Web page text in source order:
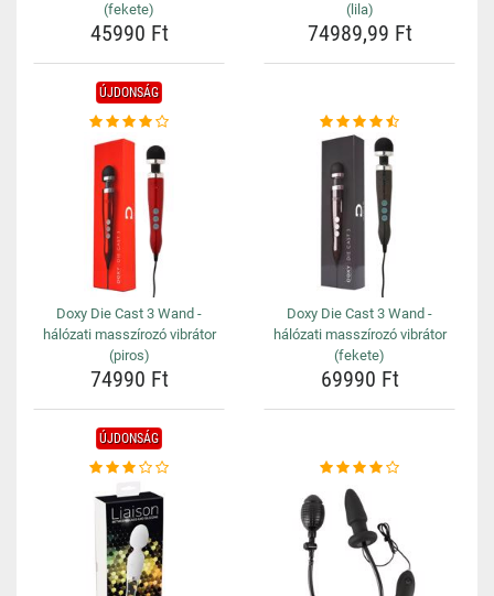
(fekete)
45990 Ft
(lila)
74989,99 Ft
ÚJDONSÁG
Doxy Die Cast 3 Wand -
hálózati masszírozó vibrátor
(piros)
74990 Ft
Doxy Die Cast 3 Wand -
hálózati masszírozó vibrátor
(fekete)
69990 Ft
ÚJDONSÁG